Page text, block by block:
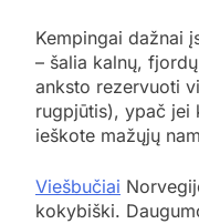
Kempingai dažnai
– šalia kalnų,
anksto rezervuoti
rugpjūtis), ypač jei
ieškote mažųjų
Viešbučiai
kokybiški.